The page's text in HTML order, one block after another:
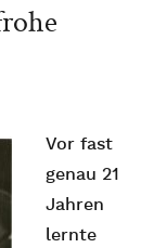
Vor fast
genau 21
Jahren
lernte